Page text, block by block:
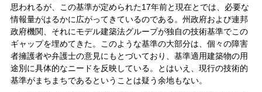
思われるが、この基準が定められた17年前と現在とでは、必要な
情報量がはるかに広がってきているのである。州政府および連邦
政府機関、それにモデル建築法グループが独自の技術基準でこの
ギャップを埋めてきた。このような基準の大部分は、個々の障害
者擁護者や弁護士の意見にもとづいており、基準適用建築物の用
途別に具体的なニードを反映している。とはいえ、現行の技術的
基準がまちまちであるということは疑う余地もない。